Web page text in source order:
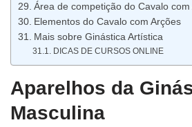
Área de competição do Cavalo com
Elementos do Cavalo com Arções
Mais sobre Ginástica Artística
DICAS DE CURSOS ONLINE
Aparelhos da
Masculina